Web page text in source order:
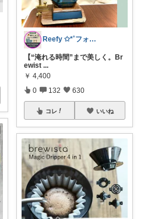
Reefy ✩*˚フォロワー様から購入✿
【“淹れる時間”まで美しく。Br
ewist ...
￥ 4,400
0 132 630
コレ いいね